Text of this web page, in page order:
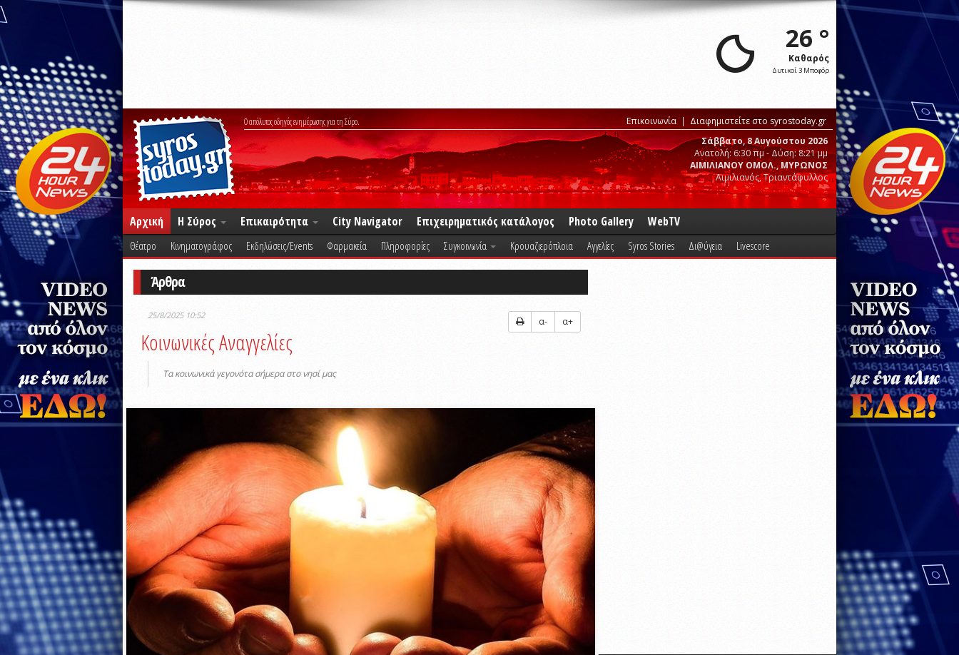
26 °
Καθαρός
Δυτικοί 3 Μποφόρ
Ο απόλυτος οδηγός ενημέρωσης για τη Σύρο. Επικοινωνία
Διαφημιστείτε στο syrostoday.gr
Σάββατο, 8 Αυγούστου 2026
Ανατολή: 6:30 πμ - Δύση: 8:21 μμ
ΑΙΜΙΛΙΑΝΟΥ ΟΜΟΛ., ΜΥΡΩΝΟΣ
Αιμιλιανός, Τριαντάφυλλος
Αρχική Η Σύρος Επικαιρότητα City Navigator Επιχειρηματικός κατάλογος Photo Gallery WebTV
Θέατρο Κινηματογράφος Εκδηλώσεις/Events Φαρμακεία Πληροφορίες Συγκοινωνία Κρουαζιερόπλοια Αγγελίες Syros Stories Δι@ύγεια Livescore
Άρθρα
25/8/2025 10:52
α- α+
Κοινωνικές Αναγγελίες
Τα κοινωνικά γεγονότα σήμερα στο νησί μας